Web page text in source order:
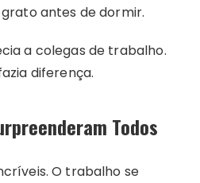
antes de dormir.
a colegas de trabalho.
diferença.
Todos
O trabalho se